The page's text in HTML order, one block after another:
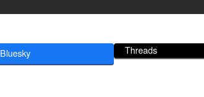
Bluesky Threads